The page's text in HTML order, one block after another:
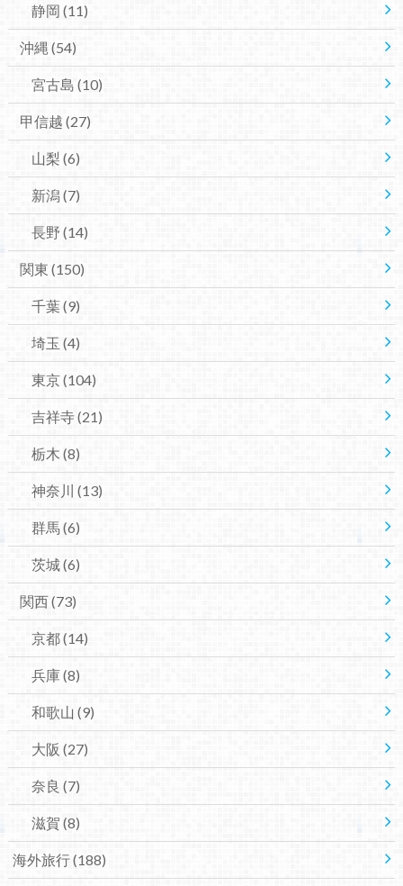
静岡 (11)
沖縄 (54)
宮古島 (10)
甲信越 (27)
山梨 (6)
新潟 (7)
長野 (14)
関東 (150)
千葉(9)
埼玉 (4)
東京(104)
吉祥寺(21)
栃木 (8)
神奈川 (13)
群馬(6)
茨城(6)
関西(73)
京都(14)
兵庫(8)
和歌山 (9)
大阪 (27)
奈良 (7)
滋賀 (8)
海外旅行(188)